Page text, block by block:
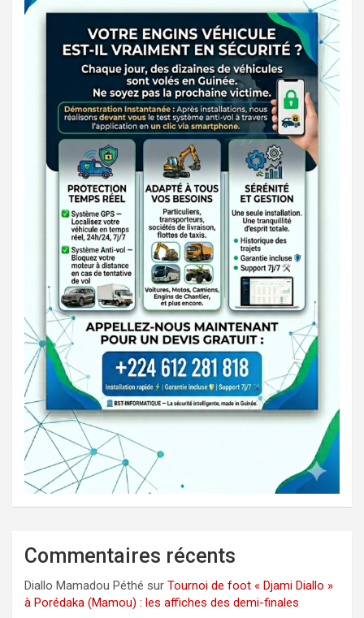
Commentaires récents
Diallo Mamadou Péthé sur Tournoi de foot « Djami Diallo »
à Porédaka (Mamou) : les affiches des demi-finales